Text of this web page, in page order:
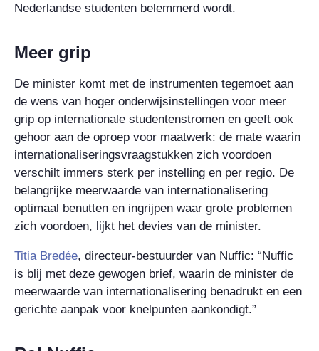
Nederlandse studenten belemmerd wordt.
Meer grip
De minister komt met de instrumenten tegemoet aan
de wens van hoger onderwijsinstellingen voor meer
grip op internationale studentenstromen en geeft ook
gehoor aan de oproep voor maatwerk: de mate waarin
internationaliseringsvraagstukken zich voordoen
verschilt immers sterk per instelling en per regio. De
belangrijke meerwaarde van internationalisering
optimaal benutten en ingrijpen waar grote problemen
zich voordoen, lijkt het devies van de minister.
Titia Bredée, directeur-bestuurder van Nuffic: “Nuffic
is blij met deze gewogen brief, waarin de minister de
meerwaarde van internationalisering benadrukt en een
gerichte aanpak voor knelpunten aankondigt.”